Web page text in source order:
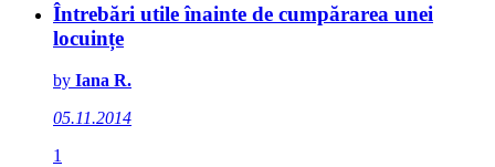
Întrebări utile înainte de cumpărarea unei
locuințe
by Iana R.
05.11.2014
1